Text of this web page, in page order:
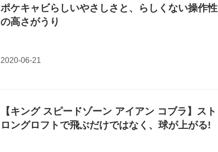
ポケキャビらしいやさしさと、らしくない操作性
の高さがうり
【キング スピードゾーン アイアン コブラ】スト
ロングロフトで飛ぶだけではなく、球が上がる!